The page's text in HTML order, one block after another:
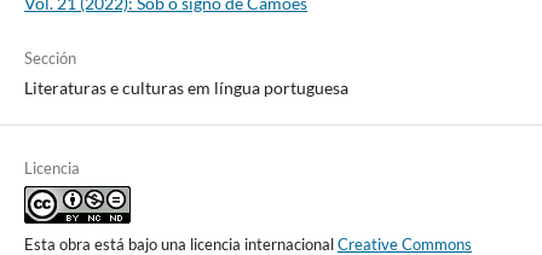
Sección
Literaturas e culturas em língua portuguesa
Licencia
Esta obra está bajo una licencia internacionalCreative Commons